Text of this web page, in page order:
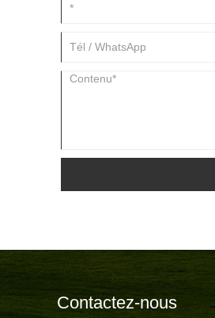
Contactez-nous